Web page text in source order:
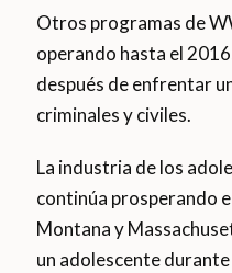
Otros programas de
operando hasta el
después de enfrentar
criminales y civiles.
La industria de los
continúa prosperando
Montana y
un adolescente